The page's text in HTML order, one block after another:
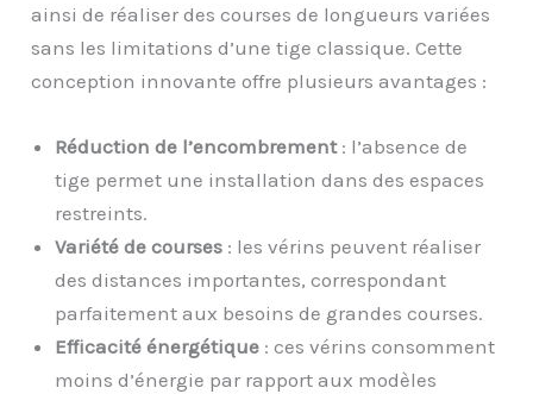
ainsi de réaliser des courses de longueurs variées
sans les limitations d’une tige classique. Cette
conception innovante offre plusieurs avantages :
Réduction de l’encombrement: l’absence de
tige permet une installation dans des espaces
restreints.
Variété de courses : les vérins peuvent réaliser
des distances importantes, correspondant
parfaitement aux besoins de grandes courses.
Efficacité énergétique : ces vérins consomment
moins d’énergie par rapport aux modèles